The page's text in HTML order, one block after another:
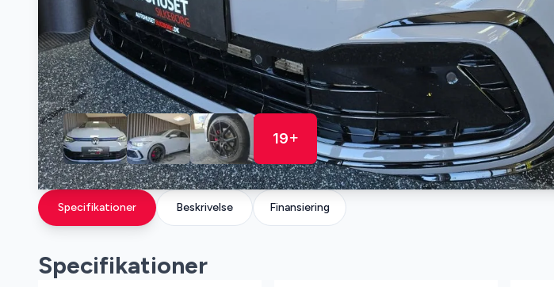
19
Specifikationer Beskrivelse Finansiering
Specifikationer